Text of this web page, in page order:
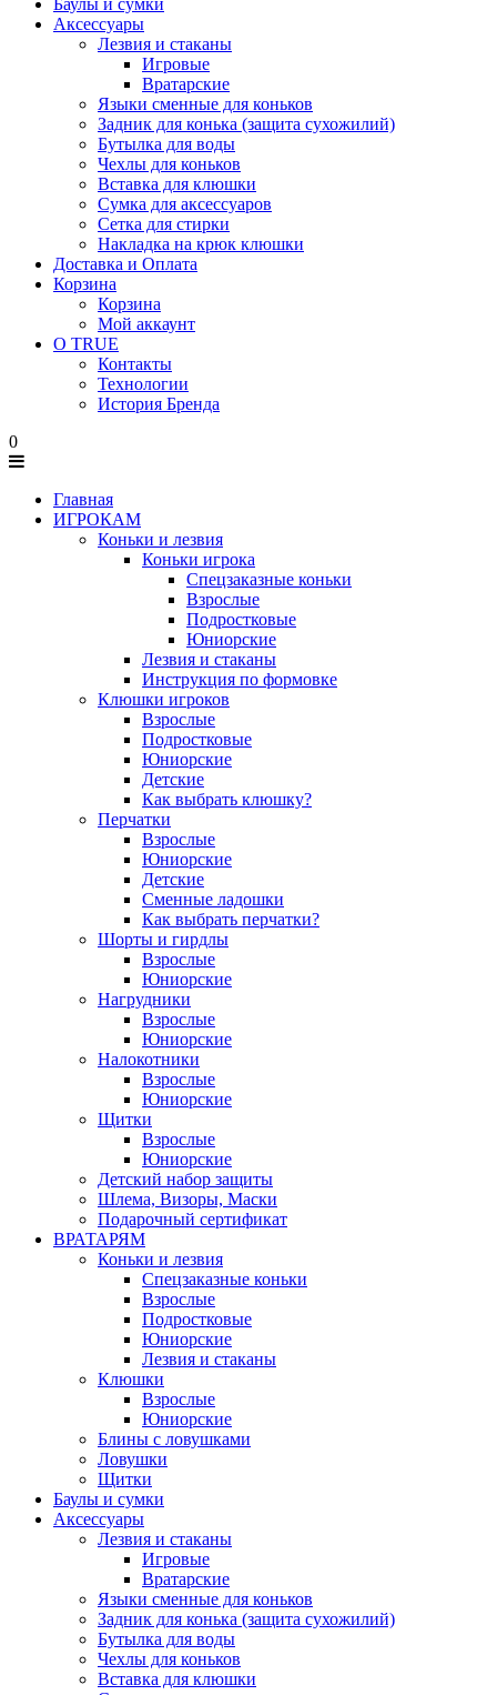
Аксессуары
Лезвия и стаканы
Игровые
Вратарские
Языки сменные для коньков
Задник для конька (защита сухожилий)
Бутылка для воды
Чехлы для коньков
Вставка для клюшки
Сумка для аксессуаров
Сетка для стирки
Накладка на крюк клюшки
Доставка и Оплата
Корзина
Корзина
Мой аккаунт
О TRUE
Контакты
Технологии
История Бренда
0
Главная
ИГРОКАМ
Коньки и лезвия
Коньки игрока
Спецзаказные коньки
Взрослые
Подростковые
Юниорские
Лезвия и стаканы
Инструкция по формовке
Клюшки игроков
Взрослые
Подростковые
Юниорские
Детские
Как выбрать клюшку?
Перчатки
Взрослые
Юниорские
Детские
Сменные ладошки
Как выбрать перчатки?
Шорты и гирдлы
Взрослые
Юниорские
Нагрудники
Взрослые
Юниорские
Налокотники
Взрослые
Юниорские
Щитки
Взрослые
Юниорские
Детский набор защиты
Шлема, Визоры, Маски
Подарочный сертификат
ВРАТАРЯМ
Коньки и лезвия
Спецзаказные коньки
Взрослые
Подростковые
Юниорские
Лезвия и стаканы
Клюшки
Взрослые
Юниорские
Блины с ловушками
Ловушки
Щитки
Баулы и сумки
Аксессуары
Лезвия и стаканы
Игровые
Вратарские
Языки сменные для коньков
Задник для конька (защита сухожилий)
Бутылка для воды
Чехлы для коньков
Вставка для клюшки